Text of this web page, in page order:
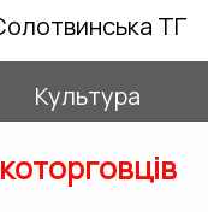
ТГ
Культура